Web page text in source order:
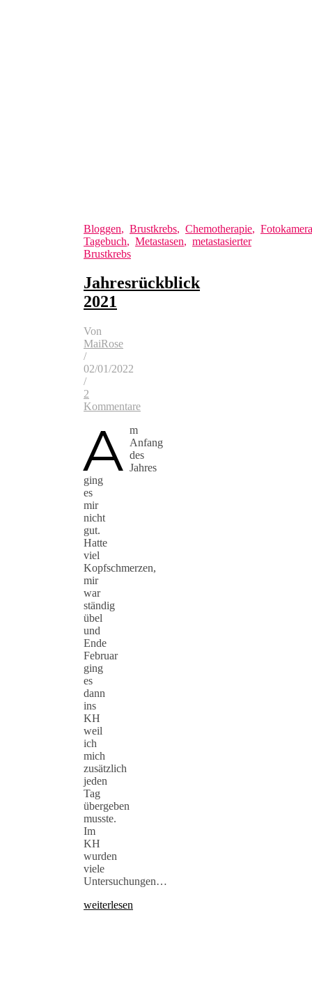
Bloggen, Brustkrebs, Chemotherapie, Fotokamera
Tagebuch, Metastasen, metastasierter
Brustkrebs
Jahresrückblick
2021
Von
MaiRose
/
02/01/2022
/
2
Kommentare
A m
Anfang
des
Jahres
ging
es
mir
nicht
gut.
Hatte
viel
Kopfschmerzen,
mir
war
ständig
übel
und
Ende
Februar
ging
es
dann
ins
KH
weil
ich
mich
zusätzlich
jeden
Tag
übergeben
musste.
Im
KH
wurden
viele
Untersuchungen…
weiterlesen